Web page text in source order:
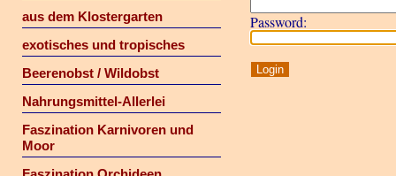
aus dem Klostergarten
exotisches und tropisches
Beerenobst / Wildobst
Nahrungsmittel-Allerlei
Faszination Karnivoren und
Moor
Password: